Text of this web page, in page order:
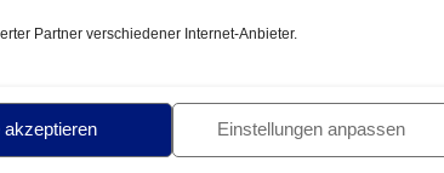
Partner verschiedener Internet-Anbieter.
akzeptieren Einstellungen anpassen
Handytarife über das
Mobilfunk Anbietern, Tarifen und Smartphones